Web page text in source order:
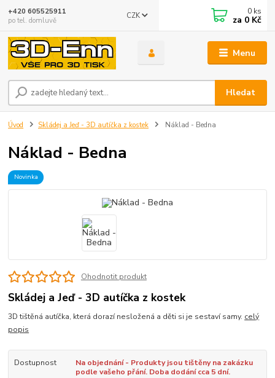
Menu
CZK
Hledat
+420 605525911
po tel. domluvě
0 ks
za 0 Kč
Úvod Skládej a Jeď - 3D autíčka z kostek Náklad - Bedna
Náklad - Bedna
Novinka
Ohodnotit produkt
Skládej a Jeď - 3D autíčka z kostek
3D tištěná autíčka, která dorazí nesložená a děti si je sestaví samy. celý
popis
Dostupnost
Na objednání - Produkty jsou tištěny na zakázku
podle vašeho přání. Doba dodání cca 5 dní.